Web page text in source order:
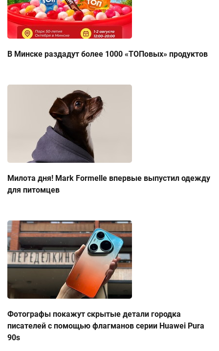
В Минске раздадут более 1000 «ТОПовых» продуктов
Милота дня! Mark Formelle впервые выпустил одежду
для питомцев
Фотографы покажут скрытые детали городка
писателей с помощью флагманов серии Huawei Pura
90s